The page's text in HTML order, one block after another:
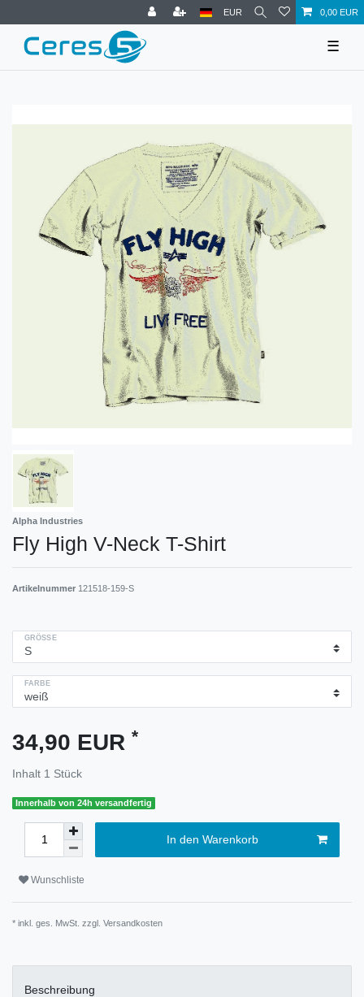
EUR 0,00 EUR
☰
Alpha Industries
Fly High V-Neck T-Shirt
Artikelnummer 121518-159-S
GRÖSSE
FARBE
34,90 EUR *
Inhalt 1 Stück
Innerhalb von 24h versandfertig
In den Warenkorb
Wunschliste
* inkl. ges. MwSt. zzgl. Versandkosten
Beschreibung